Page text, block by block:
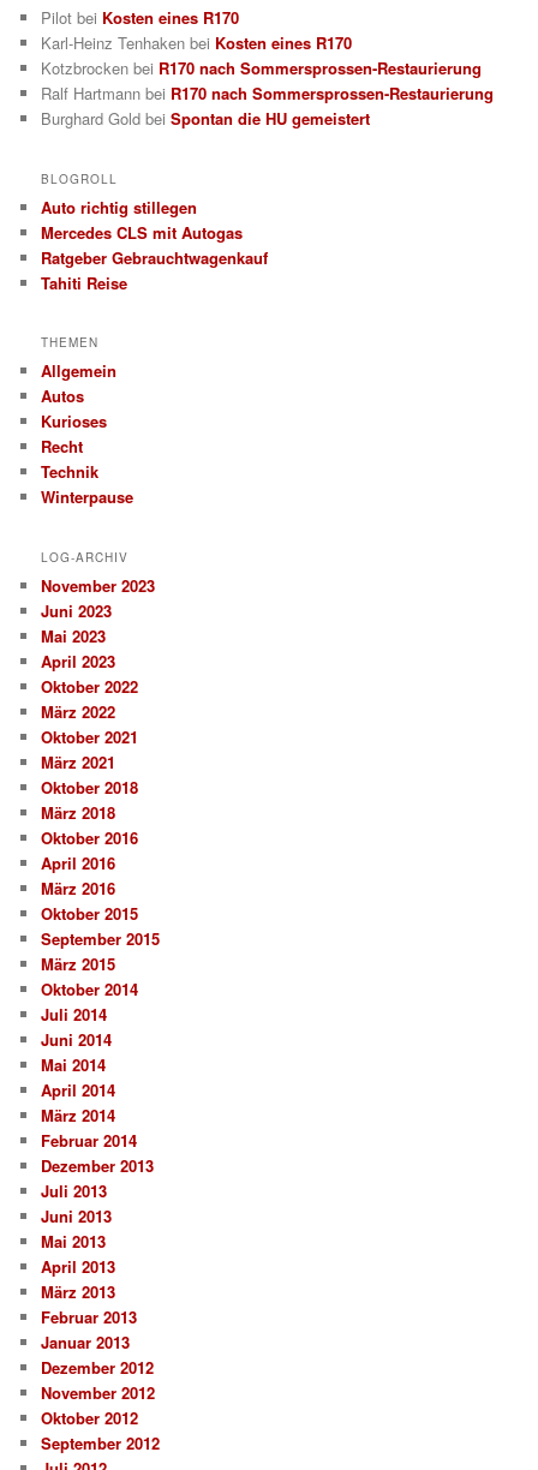
Pilot bei Kosten eines R170
Karl-Heinz Tenhaken bei Kosten eines R170
Kotzbrocken bei R170 nach Sommersprossen-Restaurierung
Ralf Hartmann bei R170 nach Sommersprossen-Restaurierung
Burghard Gold beiSpontan die HU gemeistert
BLOGROLL
Auto richtig stillegen
Mercedes CLS mit Autogas
Ratgeber Gebrauchtwagenkauf
Tahiti Reise
THEMEN
Allgemein
Autos
Kurioses
Recht
Technik
Winterpause
LOG-ARCHIV
November 2023
Juni 2023
Mai 2023
April 2023
Oktober 2022
März 2022
Oktober 2021
März 2021
Oktober 2018
März 2018
Oktober 2016
April 2016
März 2016
Oktober 2015
September 2015
März 2015
Oktober 2014
Juli 2014
Juni 2014
Mai 2014
April 2014
März 2014
Februar 2014
Dezember 2013
Juli 2013
Juni 2013
Mai 2013
April 2013
März 2013
Februar 2013
Januar 2013
Dezember 2012
November 2012
Oktober 2012
September 2012